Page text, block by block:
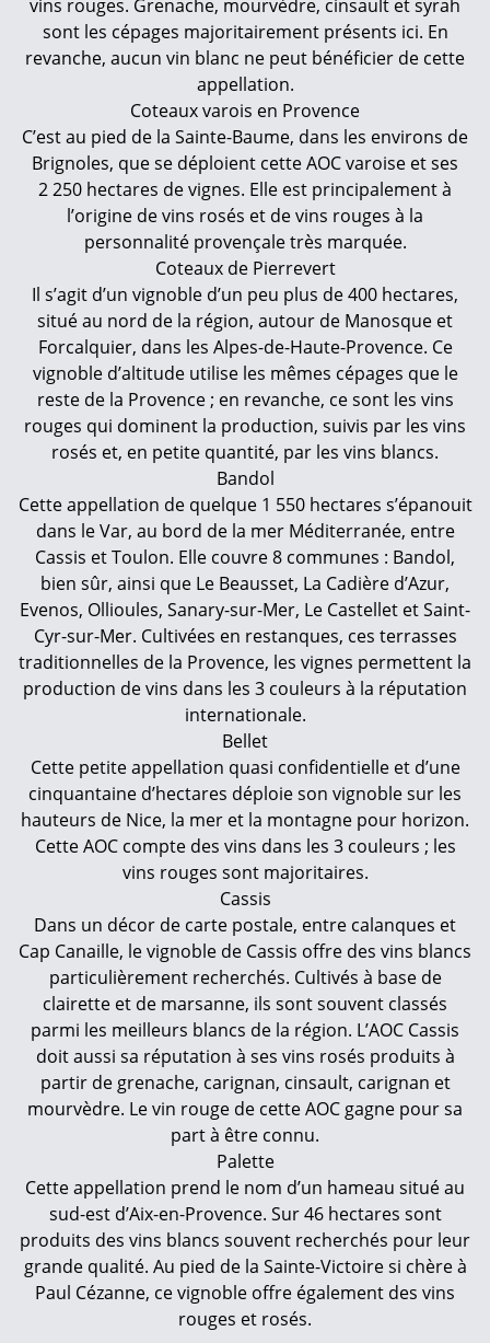
vins rouges. Grenache, mourvèdre, cinsault et syrah
sont les cépages majoritairement présents ici. En
revanche, aucun vin blanc ne peut bénéficier de cette
appellation.
Coteaux varois en Provence
C’est au pied de la Sainte-Baume, dans les environs de
Brignoles, que se déploient cette AOC varoise et ses
2 250 hectares de vignes. Elle est principalement à
l’origine de vins rosés et de vins rouges à la
personnalité provençale très marquée.
Coteaux de Pierrevert
Il s’agit d’un vignoble d’un peu plus de 400 hectares,
situé au nord de la région, autour de Manosque et
Forcalquier, dans les Alpes-de-Haute-Provence. Ce
vignoble d’altitude utilise les mêmes cépages que le
reste de la Provence ; en revanche, ce sont les vins
rouges qui dominent la production, suivis par les vins
rosés et, en petite quantité, par les vins blancs.
Bandol
Cette appellation de quelque 1 550 hectares s’épanouit
dans le Var, au bord de la mer Méditerranée, entre
Cassis et Toulon. Elle couvre 8 communes : Bandol,
bien sûr, ainsi que Le Beausset, La Cadière d’Azur,
Evenos, Ollioules, Sanary-sur-Mer, Le Castellet et Saint-
Cyr-sur-Mer. Cultivées en restanques, ces terrasses
traditionnelles de la Provence, les vignes permettent la
production de vins dans les 3 couleurs à la réputation
internationale.
Bellet
Cette petite appellation quasi confidentielle et d’une
cinquantaine d’hectares déploie son vignoble sur les
hauteurs de Nice, la mer et la montagne pour horizon.
Cette AOC compte des vins dans les 3 couleurs ; les
vins rouges sont majoritaires.
Cassis
Dans un décor de carte postale, entre calanques et
Cap Canaille, le vignoble de Cassis offre des vins blancs
particulièrement recherchés. Cultivés à base de
clairette et de marsanne, ils sont souvent classés
parmi les meilleurs blancs de la région. L’AOC Cassis
doit aussi sa réputation à ses vins rosés produits à
partir de grenache, carignan, cinsault, carignan et
mourvèdre. Le vin rouge de cette AOC gagne pour sa
part à être connu.
Palette
Cette appellation prend le nom d’un hameau situé au
sud-est d’Aix-en-Provence. Sur 46 hectares sont
produits des vins blancs souvent recherchés pour leur
grande qualité. Au pied de la Sainte-Victoire si chère à
Paul Cézanne, ce vignoble offre également des vins
rouges et rosés.